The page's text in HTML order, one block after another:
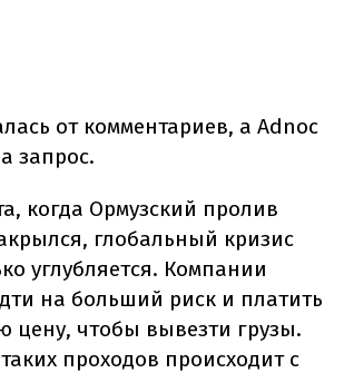
от комментариев, а Adnoc
запрос.
когда Ормузский пролив
глобальный кризис
углубляется. Компании
на больший риск и платить
цену, чтобы вывезти грузы.
проходов происходит с